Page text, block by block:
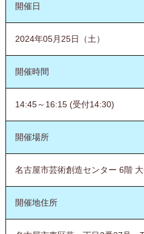
開催日
2024年05月25日（土）
開催時間
14:45～16:15 (受付14:30)
開催場所
名古屋市芸術創造センター 6階
開催地住所